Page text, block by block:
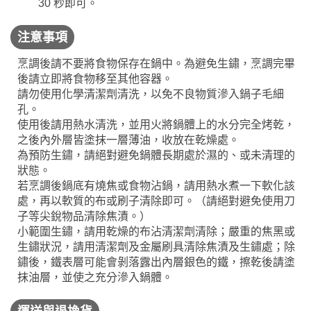
30 秒即可。
注意事項
烹調後請不要將食物保存在鍋中。為避免生鏽，烹調完畢
後請立即將食物移至其他容器。
請勿使用化學清潔劑清洗，以免不良物質滲入鍋子毛細
孔。
使用後請用熱水清洗，並用火將鍋體上的水分完全烤乾，
之後內外層皆塗抹一層薄油，收放在乾燥處。
為預防生鏽，請絕對避免鍋體長期處於濕的、或未清理的
狀態。
若烹調後鍋底有燒焦或食物沾鍋，請用熱水煮一下軟化該
處，再以軟質的布或刷子清除即可。（請絕對避免使用刀
子等尖銳物品清除焦漬。）
小範圍生鏽，請用乾燥的布沾清潔劑清除；嚴重的焦黑或
生鏽狀況，請用清潔劑及金屬刷具清除焦漬及生鏽處；除
鏽後，鐵表層可能會剝落露出內層銀色的鐵，擦乾後請塗
抹油層，並使之充分滲入鍋體。